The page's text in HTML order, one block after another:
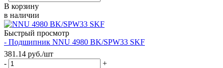
В корзину
в наличии
Быстрый просмотр
- Подшипник NNU 4980 BK/SPW33 SKF
381.14 руб./шт
-
+